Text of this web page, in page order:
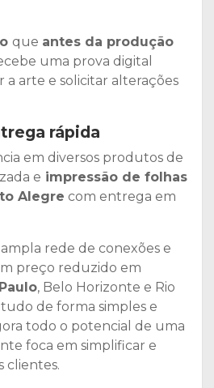
que antes da produção
uma prova digital
a arte e solicitar alterações
rápida
em diversos produtos de
e impressão de folhas
Alegre com entrega em
rede de conexões e
preço reduzido em
, Belo Horizonte e Rio
tudo de forma simples e
todo o potencial de uma
foca em simplificar e
clientes.